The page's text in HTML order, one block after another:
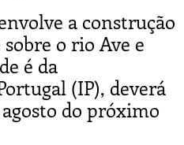
a construção
o rio Ave e
é da
(IP), deverá
do próximo